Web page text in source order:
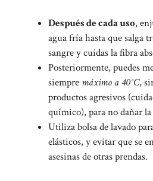
Después de cada uso,
agua fría hasta que salga
sangre y cuidas la fibra
Posteriormente, puedes
siempre máximo a 40 °C,
productos agresivos
químico), para no dañar
Utiliza bolsa de lavado
elásticos, y evitar que se
asesinas de otras prendas.